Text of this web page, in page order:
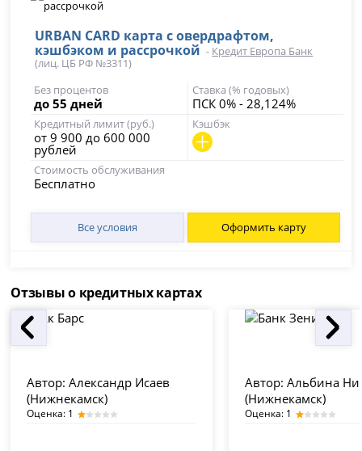
URBAN CARD карта с овердрафтом,
кэшбэком и рассрочкой - Кредит Европа Банк
(лиц. ЦБ РФ №3311)
Без процентов
до 55 дней
Ставка (% годовых)
ПСК 0% - 28,124%
Кредитный лимит (руб.)
от 9 900 до 600 000
рублей
Кэшбэк
Стоимость обслуживания
Бесплатно
Все условия Оформить карту
Отзывы о кредитных картах
Автор: Александр Исаев
(Нижнекамск)
Оценка: 1
Автор: Альбина
(Нижнекамск)
Оценка: 1